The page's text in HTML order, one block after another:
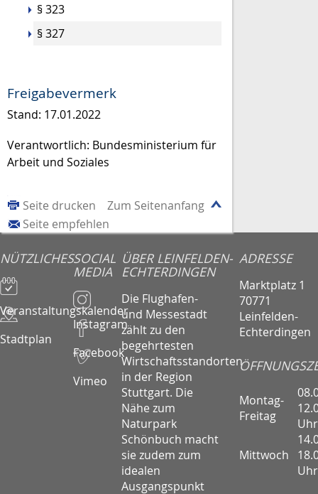
§ 323
§ 327
Freigabevermerk
Stand: 17.01.2022
Verantwortlich: Bundesministerium für
Arbeit und Soziales
Zum Seitenanfang
Seite drucken
Seite empfehlen
NÜTZLICHES
Veranstaltungskalender
Stadtplan
SOCIAL
MEDIA
Instagram
Facebook
Vimeo
ÜBER LEINFELDEN-
ECHTERDINGEN
Die Flughafen-
und Messestadt
zählt zu den
begehrtesten
Wirtschaftsstandorten
in der Region
Stuttgart. Die
Nähe zum
Naturpark
Schönbuch macht
sie zudem zum
idealen
Ausgangspunkt
ADRESSE
Marktplatz 1
70771
Leinfelden-
Echterdingen
Montag-
Freitag
Uhr
Mittwoch
Uhr